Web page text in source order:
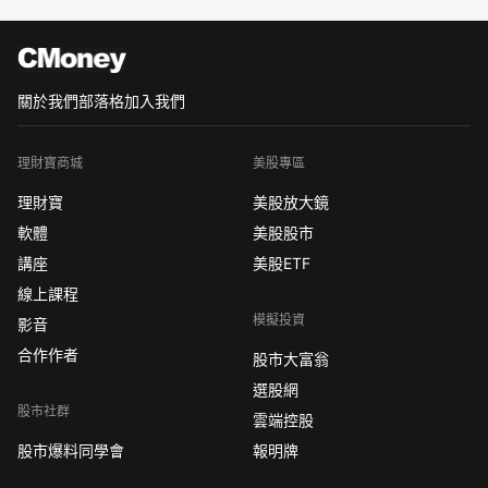
關於我們部落格加入我們
理財寶商城
理財寶
軟體
講座
線上課程
影音
合作作者
股市社群
股市爆料同學會
美股專區
美股放大鏡
美股股市
美股ETF
模擬投資
股市大富翁
選股網
雲端控股
報明牌